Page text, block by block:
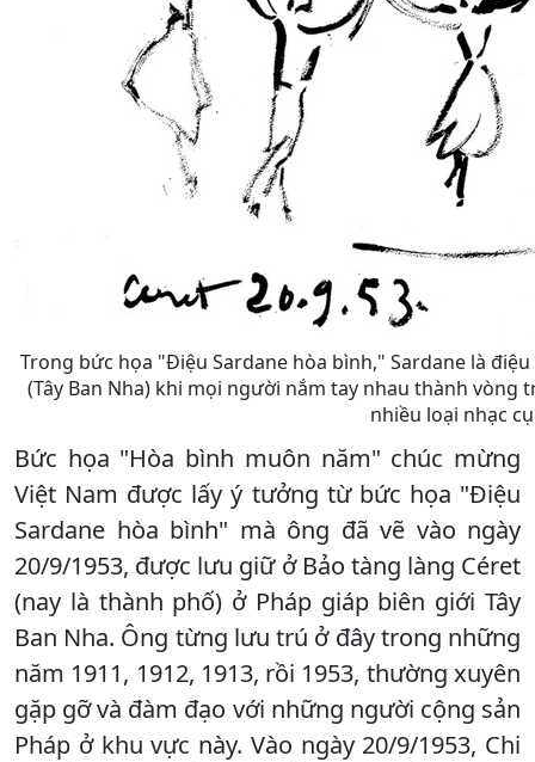
Trong bức họa "Điệu Sardane hòa bình," Sardane là
(Tây Ban Nha) khi mọi người nắm tay nhau thành
nhiều loại nhạc
Bức họa "Hòa bình muôn năm" chúc mừng
Việt Nam được lấy ý tưởng từ bức họa "Điệu
Sardane hòa bình" mà ông đã vẽ vào ngày
20/9/1953, được lưu giữ ở Bảo tàng làng Céret
(nay là thành phố) ở Pháp giáp biên giới Tây
Ban Nha. Ông từng lưu trú ở đây trong những
năm 1911, 1912, 1913, rồi 1953, thường xuyên
gặp gỡ và đàm đạo với những người cộng sản
Pháp ở khu vực này. Vào ngày 20/9/1953, Chi